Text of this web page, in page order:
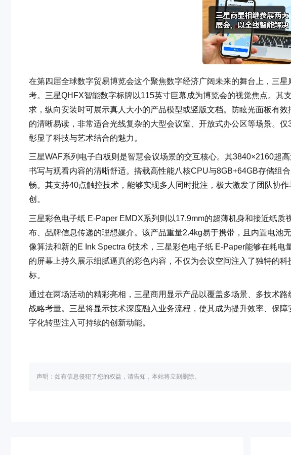
在第四届全球数字贸易博览会这个聚焦数字经济广阔未来的舞台上，三
考。三星QHFX智能数字标牌以115英寸巨幕成为博览会的视觉焦点。其
求，纵向安装时可展示真人大小的产品模型或竖版文档。防眩光面板有
的清晰易读，非常适合光线复杂的大型会议室、开放式办公区等场景。
彰显了科技与艺术结合的魅力。
三星WAF系列电子白板则是智慧会议场景的交互核心。其3840×2160超
书写与观看内容的清晰舒适。搭载高性能八核CPU与8GB+64GB存储组
畅。其支持40点触控技术，能够实现多人同时批注，极大激发了团队协
创。
三星彩色电子纸 E-Paper EMDX系列则以17.9mm的超薄机身和接近纸
布、品牌信息传递的理想媒介。该产品重量2.4kg易于携带，且内置电池
像算法和新的E Ink Spectra 6技术，三星彩色电子纸 E-Paper能够在耗
的屏幕上持久展示细腻逼真的彩色内容，不仅为会议空间注入了独特的
标。
通过在两场活动的精彩亮相，三星商用显示产品以覆盖多场景、多技术
战略考量。三星将显示技术深度融入业务流程，使其成为提升效率、保
字化转型注入可持续的创新动能。
声明：如有信息侵犯了您的权益，请告知，本站将立刻删除。